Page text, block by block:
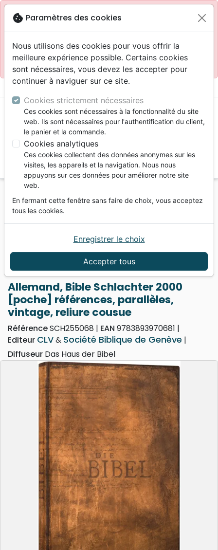
blockSite réservé aux professionnels
Accès pour les professionnels : Se connecter
Site pour le grand public : La Maison de la Bible
menu
Vous ne pouvez pas créer de nouvelle commande
depuis votre pays (United States).
Bibles standard
Allemand, Bible Schlachter 2000 [poche]
références, parallèles, vintage, reliure cousue
Allemand, Bible Schlachter 2000
[poche] références, parallèles,
vintage, reliure cousue
RéférenceSCH255068 EAN 9783893970681
Editeur CLV& Société Biblique de Genève
Diffuseur Das Haus der Bibel
cookie Paramètres des cookies
Nous utilisons des cookies pour vous offrir la
meilleure expérience possible. Certains cookies
sont nécessaires, vous devez les accepter pour
continuer à naviguer sur ce site.
Cookies strictement nécessaires
Ces cookies sont nécessaires à la fonctionnalité du site
web. Ils sont nécessaires pour l'authentification du client,
le panier et la commande.
Cookies analytiques
Ces cookies collectent des données anonymes sur les
visites, les appareils et la navigation. Nous nous
appuyons sur ces données pour améliorer notre site
web.
En fermant cette fenêtre sans faire de choix, vous acceptez
tous les cookies.
Accepter tous
Enregistrer le choix